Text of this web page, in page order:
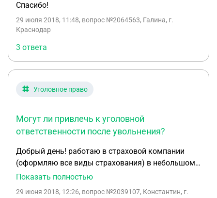
Спасибо!
29 июля 2018, 11:48, вопрос №2064563, Галина, г.
Краснодар
3 ответа
Уголовное право
Могут ли привлечь к уголовной
ответственности после увольнения?
Добрый день! работаю в страховой компании
(оформляю все виды страхования) в небольшом
городе. В один прекрасный день, ко мне
Показать полностью
29 июня 2018, 12:26, вопрос №2039107, Константин, г.